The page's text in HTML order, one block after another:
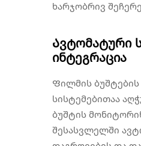
ხარჯობრივ
Ავტომატური
ინტეგრაცია
Ფილმის
სისტემებითაა
ბუშტის
შესასვლელში